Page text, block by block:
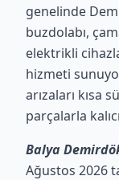
genelinde
buzdolabı,
elektrikli
hizmeti
arızaları kısa
parçalarla
Balya
Ağustos 2026